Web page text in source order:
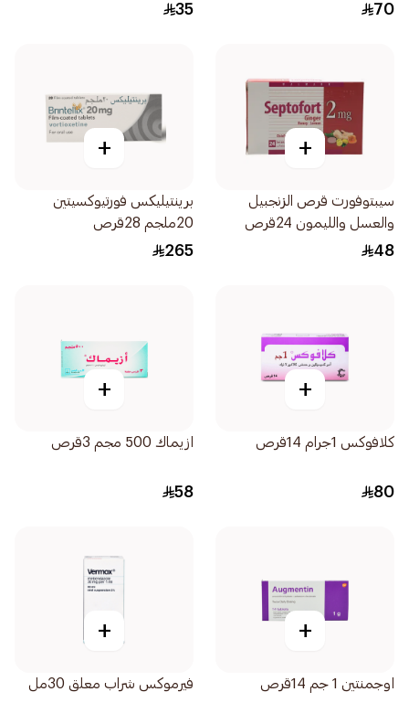
70
35
+
سيبتوفورت قرص الزنجبيل
والعسل والليمون 24قرص
48
+
برينتيليكس فورتيوكسيتين
20ملجم 28قرص
265
+
كلافوكس 1جرام 14قرص
80
+
ازيماك 500 مجم 3قرص
58
+
اوجمنتين 1 جم 14قرص
+
فيرموكس شراب معلق 30مل